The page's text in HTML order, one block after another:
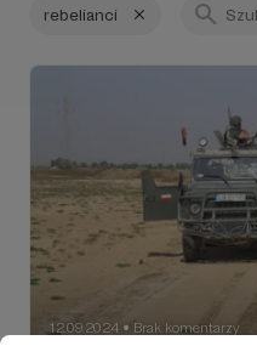
rebelianci
12.09.2024 ● Brak komentarzy